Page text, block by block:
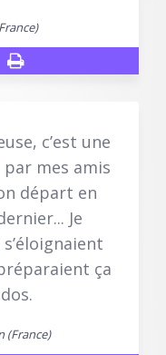
c’est une
mes amis
départ en
Je
ça
(France)